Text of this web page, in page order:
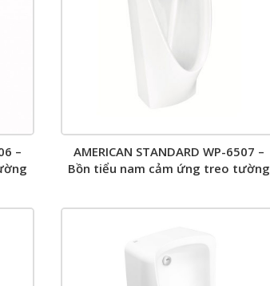
–
AMERICAN STANDARD WP-6507 –
Bồn tiểu nam cảm ứng treo tường